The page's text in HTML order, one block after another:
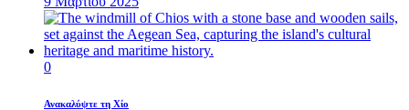
0
Ανακαλύψτε τη Χίο